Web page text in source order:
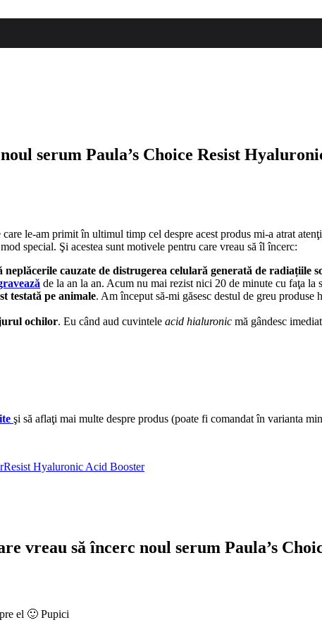
serum Paula’s Choice Resist
le-am primit în ultimul timp cel despre acest produs mi-a atrat
special. Şi acestea sunt motivele pentru care vreau să îl încerc:
cauzate de distrugerea celulară generată de radiațiile
de la an la an. Acum nu mai rezist nici 20 de minute cu faţa la
testată pe animale. Am început să-mi găsesc destul de greu produse
ochilor. Eu când aud cuvintele acid hialuronic mă gândesc
şi să aflaţi mai multe despre produs (poate fi comandat în varianta
Resist Hyaluronic Acid Booster
vreau să încerc noul serum Paula’s
el 🙂 Pupici